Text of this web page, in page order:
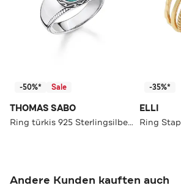
-50%* Sale
THOMAS SABO
Ring türkis 925 Sterlingsilber, geschwärzt
-35%*
ELLI
Andere Kunden kauften auch